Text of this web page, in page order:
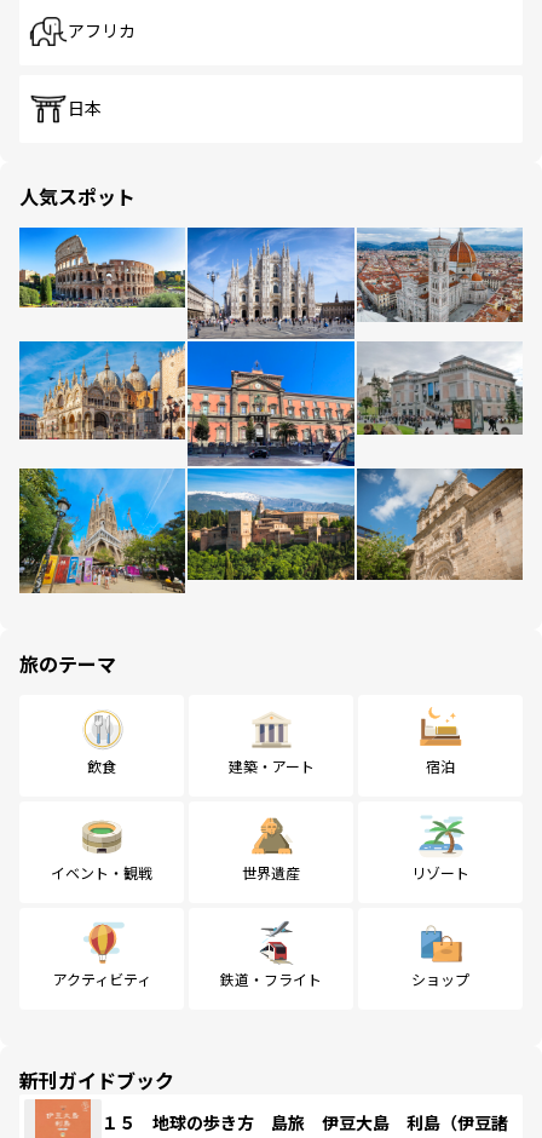
アフリカ
日本
人気スポット
旅のテーマ
飲食 建築・アート 宿泊
イベント・観戦 世界遺産 リゾート
アクティビティ 鉄道・フライト ショップ
新刊ガイドブック
１５ 地球の歩き方 島旅 伊豆大島 利島（伊豆諸